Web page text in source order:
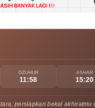
DZUHUR
11:58
ASHAR
15:20
persiapkan bekal akhiratmu